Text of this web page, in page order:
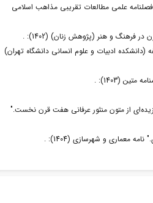
علمی مطالعات تقریبی مذاهب اسلامی
فرهنگ و هنر (پژوهش زنان) (1402): .
ادبیات و علوم انسانی دانشگاه تهران)
(1403): .
از متون منثور عرفانی هفت قرن نخست."
معماری و شهرسازی (1404): .